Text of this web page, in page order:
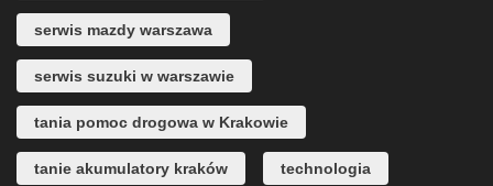
serwis mazdy warszawa
serwis suzuki w warszawie
tania pomoc drogowa w Krakowie
tanie akumulatory kraków technologia